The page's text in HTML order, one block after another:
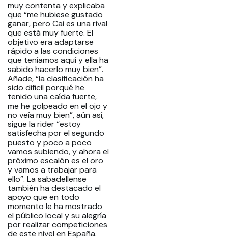
muy contenta y explicaba
que “me hubiese gustado
ganar, pero Cai es una rival
que está muy fuerte. El
objetivo era adaptarse
rápido a las condiciones
que teníamos aquí y ella ha
sabido hacerlo muy bien”.
Añade, “la clasificación ha
sido difícil porqué he
tenido una caída fuerte,
me he golpeado en el ojo y
no veía muy bien”, aún así,
sigue la rider “estoy
satisfecha por el segundo
puesto y poco a poco
vamos subiendo, y ahora el
próximo escalón es el oro
y vamos a trabajar para
ello”. La sabadellense
también ha destacado el
apoyo que en todo
momento le ha mostrado
el público local y su alegría
por realizar competiciones
de este nivel en España.